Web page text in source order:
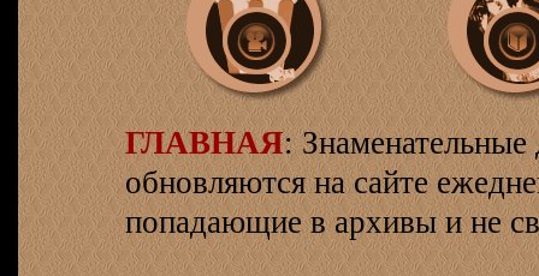
ГЛАВНАЯ:
обновляются на сайте
попадающие в архивы и не